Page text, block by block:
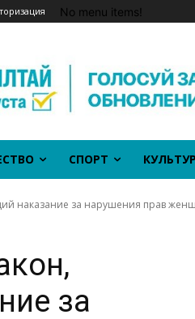
No menu items!
СПОРТ
наказание за нарушения прав
за